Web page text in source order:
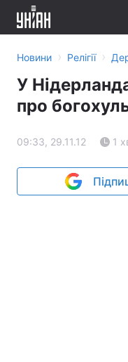
Новини › Релігії ›
У
про
09:33, 29.11.12 1